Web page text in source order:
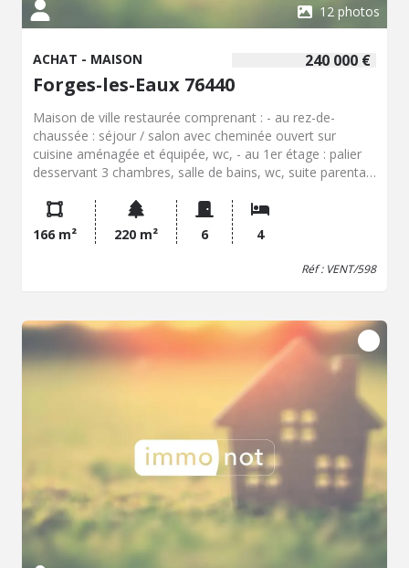
12 photos
240 000 €
ACHAT - MAISON
Forges-les-Eaux 76440
Maison de ville restaurée comprenant : - au rez-de-
chaussée : séjour / salon avec cheminée ouvert sur
cuisine aménagée et équipée, wc, - au 1er étage : palier
desservant 3 chambres, salle de bains, wc, suite parentale
dépendances, garage, cave
166 m²
220 m² 6 4
Réf : VENT/598